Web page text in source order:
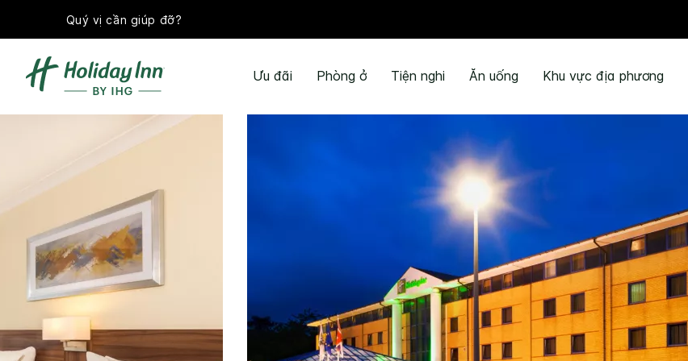
Quý vị cần giúp đỡ?
Ưu đãi Phòng ở Tiện nghi Ăn uống Khu vực địa phương